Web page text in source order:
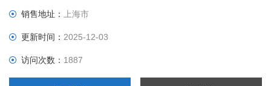
销售地址：上海市
更新时间：2025-12-03
访问次数： 1887